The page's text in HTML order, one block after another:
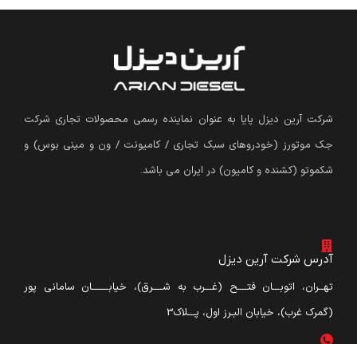
شرکت آرین دیزل پایا به عنوان نماینده رسمی محصولات تجاری شرکت
جک موتورز (خودروهای سبک تجاری / کامیونت / ون و مینی بوس) و
شکموتو (کشنده و کامیون) در ایران می باشد.
آدرس شرکت آرین دیزل
تهــران، اتوبـــان فتــــح (غـــرب به شــــرق)، خیابـــــــان سامانی پور
(گمرک غرب)، خیابان البـرز اول، پـــلاک3